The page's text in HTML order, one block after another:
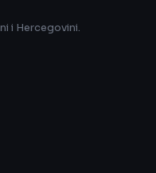
i Hercegovini.